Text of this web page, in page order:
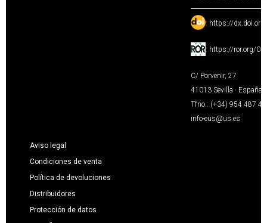
: https://
: https://ror.org/
C/ Porvenir, 27
41013 Sevilla · España
Tfno.: (+34) 954 487
info-eus@us.es
Aviso legal
Condiciones de venta
Política de devoluciones
Distribuidores
Protección de datos